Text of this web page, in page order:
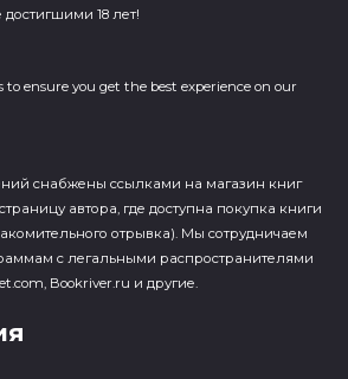
18 лет!
to ensure you get the best experience on our
cнабжены ссылками на магазин книг
автора, где доступна покупка книги
отрывка). Мы сотрудничаем
с легальными распространителями
Bookriver.ru и другие.